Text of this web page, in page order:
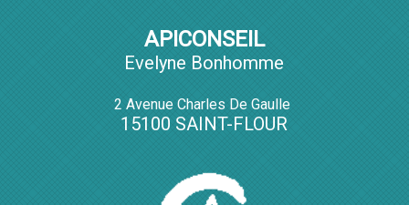
APICONSEIL
Evelyne Bonhomme
2 Avenue Charles De Gaulle
15100 SAINT-FLOUR